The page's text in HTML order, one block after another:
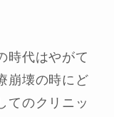
時代はやがて
崩壊の時にど
てのクリニッ